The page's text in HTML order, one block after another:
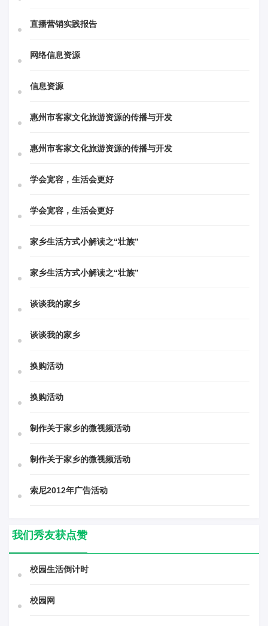
直播营销实践报告
网络信息资源
信息资源
惠州市客家文化旅游资源的传播与开发
惠州市客家文化旅游资源的传播与开发
学会宽容，生活会更好
学会宽容，生活会更好
家乡生活方式小解读之“壮族”
家乡生活方式小解读之“壮族”
谈谈我的家乡
谈谈我的家乡
换购活动
换购活动
制作关于家乡的微视频活动
制作关于家乡的微视频活动
索尼2012年广告活动
我们秀友获点赞
校园生活倒计时
校园网